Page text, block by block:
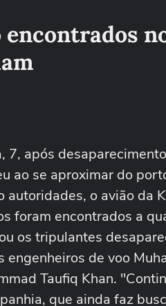
encontrados
7, após
ao se aproximar do
autoridades, o avião da
foram encontrados a
os tripulantes
de voo
Taufiq Khan.
que ainda faz